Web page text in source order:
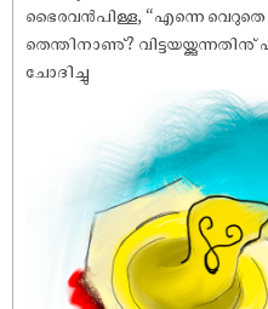
ഭൈരവൻപിള്ള, “എന്നെ വെറുതെ
തെന്തിനാണു്?
ചോദിച്ചു